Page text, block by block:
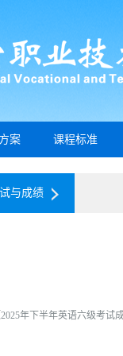
案 课程标准
与成绩
2025年下半年英语六级考试